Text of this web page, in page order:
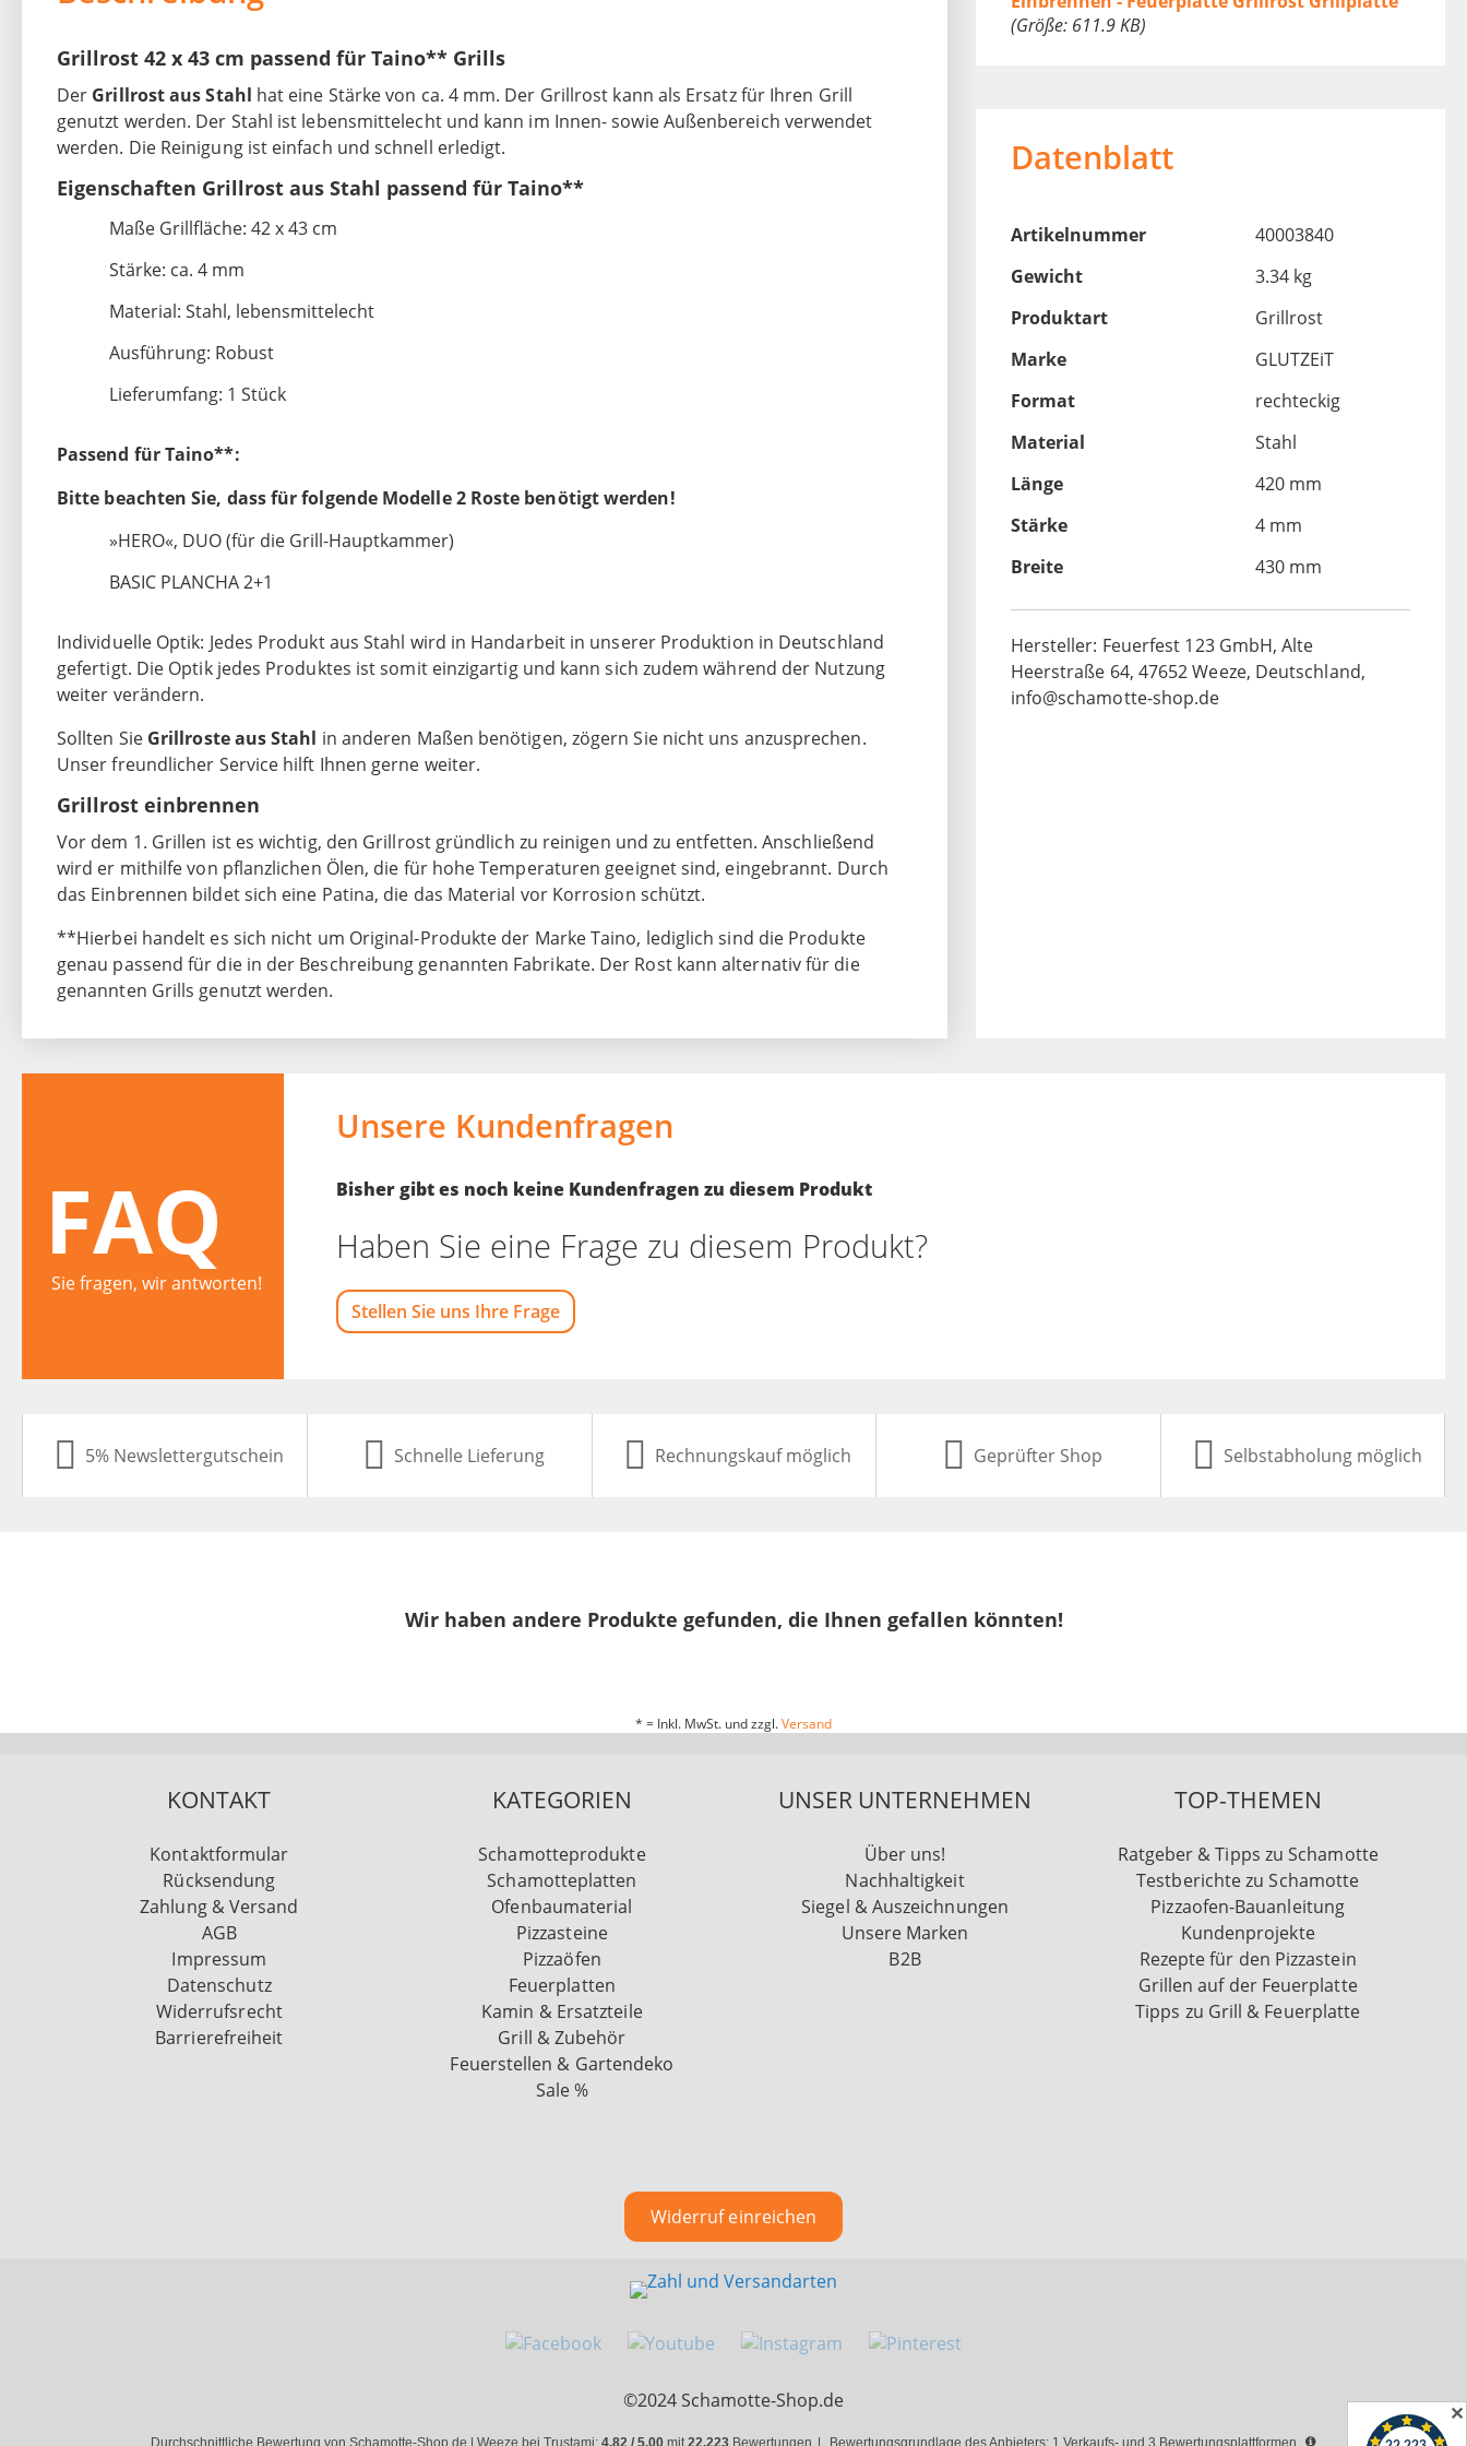
Grillrost 42 x 43 cm passend für Taino** Grills
Der Grillrost aus Stahl hat eine Stärke von ca. 4 mm. Der Grillrost kann als Ersatz für Ihren Grill
genutzt werden. Der Stahl ist lebensmittelecht und kann im Innen- sowie Außenbereich verwendet
werden. Die Reinigung ist einfach und schnell erledigt.
Eigenschaften Grillrost aus Stahl passend für Taino**
Maße Grillfläche: 42 x 43 cm
Stärke: ca. 4 mm
Material: Stahl, lebensmittelecht
Ausführung: Robust
Lieferumfang: 1 Stück
Passend für Taino**:
Bitte beachten Sie, dass für folgende Modelle 2 Roste benötigt werden!
»HERO«, DUO (für die Grill-Hauptkammer)
BASIC PLANCHA 2+1
Individuelle Optik: Jedes Produkt aus Stahl wird in Handarbeit in unserer Produktion in Deutschland
gefertigt. Die Optik jedes Produktes ist somit einzigartig und kann sich zudem während der Nutzung
weiter verändern.
Sollten Sie Grillroste aus Stahl in anderen Maßen benötigen, zögern Sie nicht uns anzusprechen.
Unser freundlicher Service hilft Ihnen gerne weiter.
Grillrost einbrennen
Vor dem 1. Grillen ist es wichtig, den Grillrost gründlich zu reinigen und zu entfetten. Anschließend
wird er mithilfe von pflanzlichen Ölen, die für hohe Temperaturen geeignet sind, eingebrannt. Durch
das Einbrennen bildet sich eine Patina, die das Material vor Korrosion schützt.
**Hierbei handelt es sich nicht um Original-Produkte der Marke Taino, lediglich sind die Produkte
genau passend für die in der Beschreibung genannten Fabrikate. Der Rost kann alternativ für die
genannten Grills genutzt werden.
(Größe: 611.9 KB)
Datenblatt
Artikelnummer
40003840
Gewicht
3.34 kg
Produktart
Grillrost
Marke
GLUTZEiT
Format
rechteckig
Material
Stahl
Länge
420 mm
Stärke
4 mm
Breite
430 mm
Hersteller: Feuerfest 123 GmbH, Alte
Heerstraße 64, 47652 Weeze, Deutschland,
info@schamotte-shop.de
FAQ
Sie fragen, wir antworten!
Unsere Kundenfragen
Bisher gibt es noch keine Kundenfragen zu diesem Produkt
Haben Sie eine Frage zu diesem Produkt?
Stellen Sie uns Ihre Frage
5% Newslettergutschein Schnelle Lieferung Rechnungskauf möglich Geprüfter Shop Selbstabholung möglich
Wir haben andere Produkte gefunden, die Ihnen gefallen könnten!
* = Inkl. MwSt. und zzgl.Versand
KONTAKT
Kontaktformular
Rücksendung
Zahlung & Versand
AGB
Impressum
Datenschutz
Widerrufsrecht
Barrierefreiheit
KATEGORIEN
Schamotteprodukte
Schamotteplatten
Ofenbaumaterial
Pizzasteine
Pizzaöfen
Feuerplatten
Kamin & Ersatzteile
Grill & Zubehör
Feuerstellen & Gartendeko
Sale %
UNSER UNTERNEHMEN
Über uns!
Nachhaltigkeit
Siegel & Auszeichnungen
Unsere Marken
B2B
TOP-THEMEN
Ratgeber & Tipps zu Schamotte
Testberichte zu Schamotte
Pizzaofen-Bauanleitung
Kundenprojekte
Rezepte für den Pizzastein
Grillen auf der Feuerplatte
Tipps zu Grill & Feuerplatte
Widerruf einreichen
©2024 Schamotte-Shop.de
✕